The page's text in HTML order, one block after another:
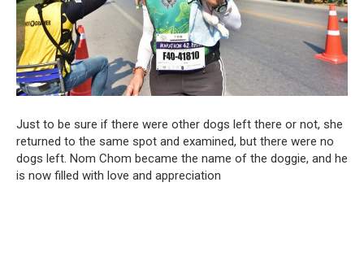
Just to be sure if there were other dogs left there or not, she
returned to the same spot and examined, but there were no
dogs left. Nom Chom became the name of the doggie, and he
is now filled with love and appreciation